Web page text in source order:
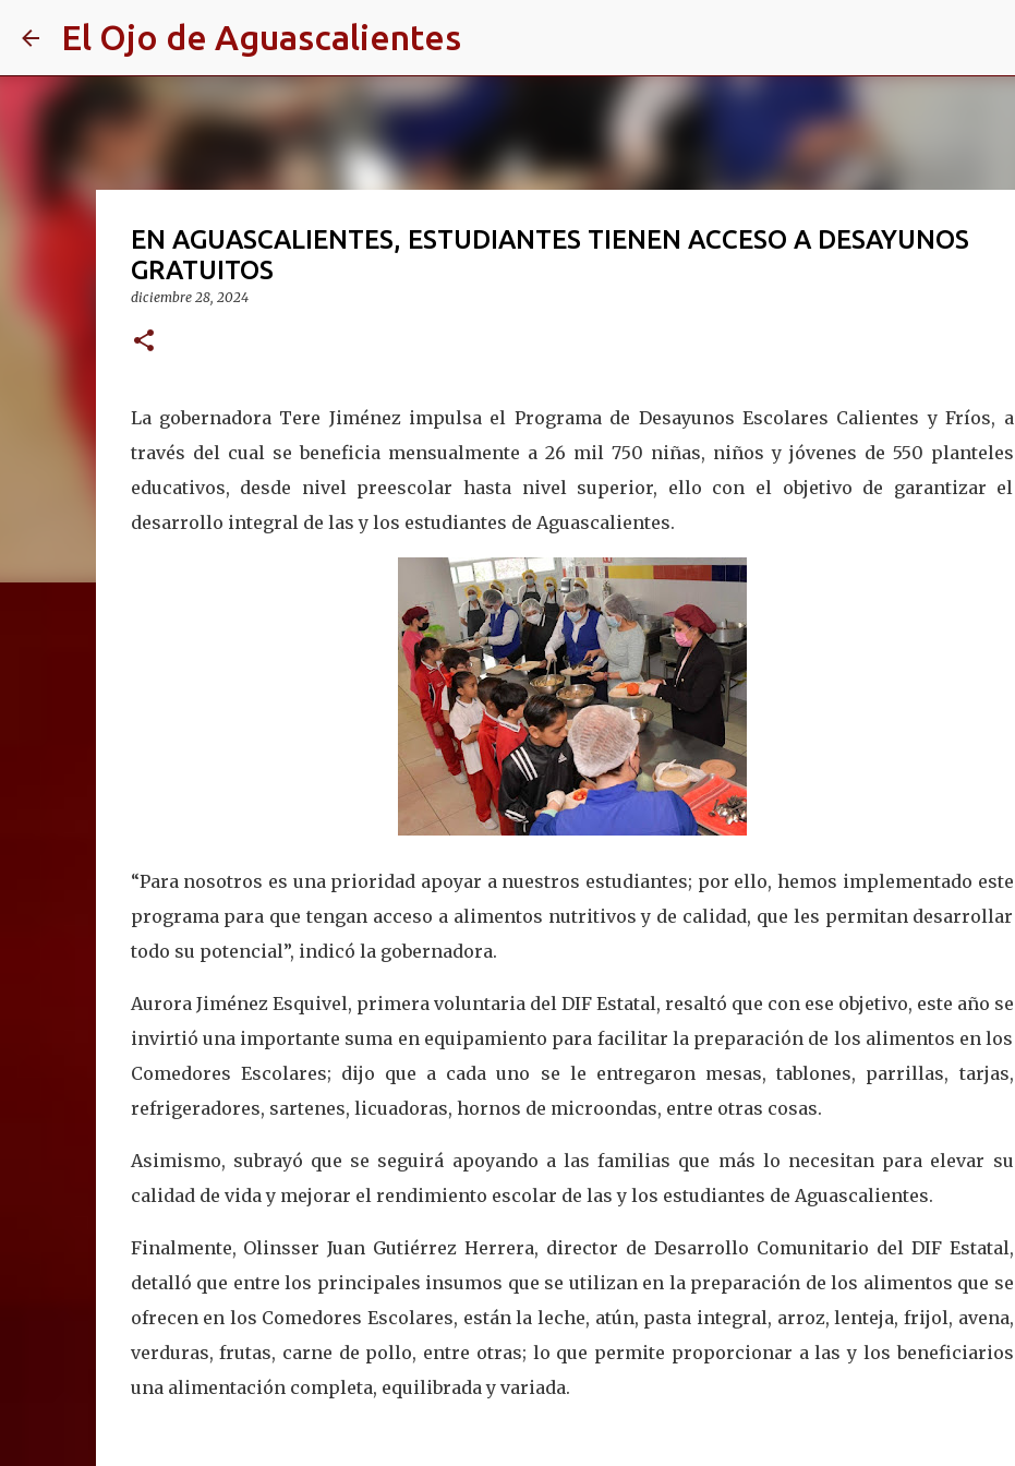
El Ojo de Aguascalientes
EN AGUASCALIENTES, ESTUDIANTES TIENEN ACCESO A DESAYUNOS
GRATUITOS
diciembre 28, 2024
La gobernadora Tere Jiménez impulsa el Programa de Desayunos Escolares Calientes y Fríos, a
través del cual se beneficia mensualmente a 26 mil 750 niñas, niños y jóvenes de 550 planteles
educativos, desde nivel preescolar hasta nivel superior, ello con el objetivo de garantizar el
desarrollo integral de las y los estudiantes de Aguascalientes.
“Para nosotros es una prioridad apoyar a nuestros estudiantes; por ello, hemos implementado este
programa para que tengan acceso a alimentos nutritivos y de calidad, que les permitan desarrollar
todo su potencial”, indicó la gobernadora.
Aurora Jiménez Esquivel, primera voluntaria del DIF Estatal, resaltó que con ese objetivo, este año se
invirtió una importante suma en equipamiento para facilitar la preparación de los alimentos en los
Comedores Escolares; dijo que a cada uno se le entregaron mesas, tablones, parrillas, tarjas,
refrigeradores, sartenes, licuadoras, hornos de microondas, entre otras cosas.
Asimismo, subrayó que se seguirá apoyando a las familias que más lo necesitan para elevar su
calidad de vida y mejorar el rendimiento escolar de las y los estudiantes de Aguascalientes.
Finalmente, Olinsser Juan Gutiérrez Herrera, director de Desarrollo Comunitario del DIF Estatal,
detalló que entre los principales insumos que se utilizan en la preparación de los alimentos que se
ofrecen en los Comedores Escolares, están la leche, atún, pasta integral, arroz, lenteja, frijol, avena,
verduras, frutas, carne de pollo, entre otras; lo que permite proporcionar a las y los beneficiarios
una alimentación completa, equilibrada y variada.